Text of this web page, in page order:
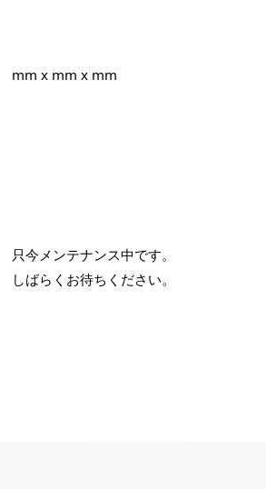
mm x mm x mm
只今メンテナンス中です。
しばらくお待ちください。